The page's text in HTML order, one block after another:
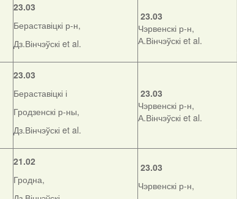
23.03
Бераставіцкі р-н,
Дз.Вінчэўскі et al.
23.03
Чэрвенскі р-н,
А.Вінчэўскі et al.
23.03
Бераставіцкі і
Гродзенскі р-ны,
Дз.Вінчэўскі et al.
23.03
Чэрвенскі р-н,
А.Вінчэўскі et al.
21.02
Гродна,
23.03
Чэрвенскі р-н,